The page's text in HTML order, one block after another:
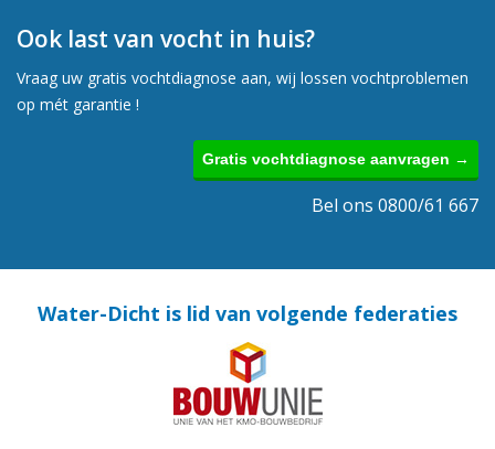
Ook last van vocht in huis?
Vraag uw gratis vochtdiagnose aan, wij lossen vochtproblemen
op mét garantie !
Gratis vochtdiagnose aanvragen →
Bel ons 0800/61 667
Water-Dicht is lid van volgende federaties